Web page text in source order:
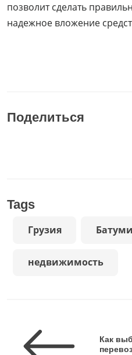
позволит сделать
надежное вложение
Поделиться
Tags
Грузия Батуми
недвижимость
Как